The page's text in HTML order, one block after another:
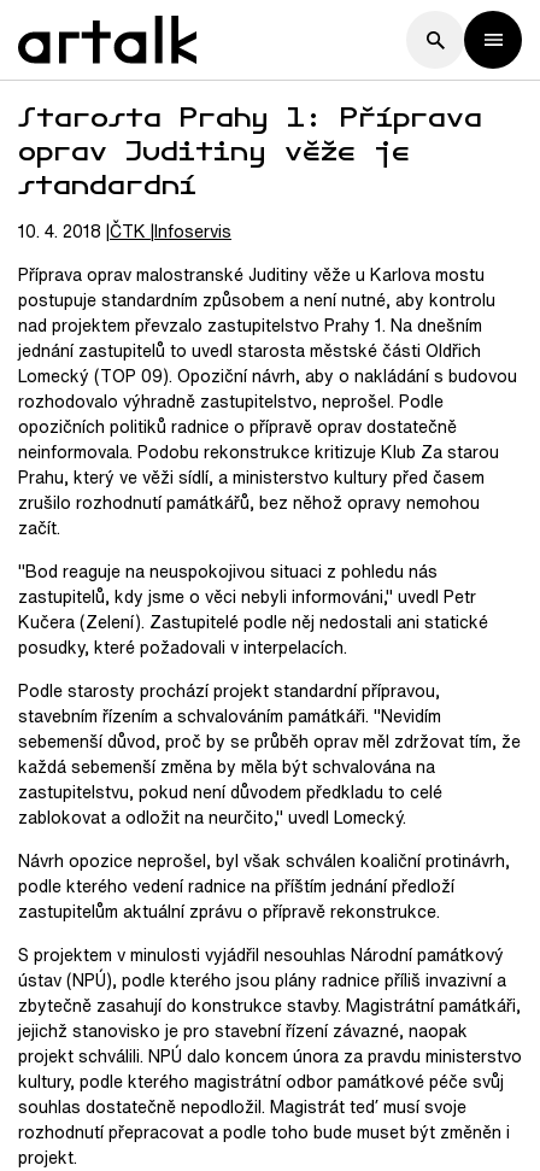
Starosta Prahy 1: Příprava
oprav Juditiny věže je
standardní
10. 4. 2018 ČTK Infoservis
Příprava oprav malostranské Juditiny věže u Karlova mostu
postupuje standardním způsobem a není nutné, aby kontrolu
nad projektem převzalo zastupitelstvo Prahy 1. Na dnešním
jednání zastupitelů to uvedl starosta městské části Oldřich
Lomecký (TOP 09). Opoziční návrh, aby o nakládání s budovou
rozhodovalo výhradně zastupitelstvo, neprošel. Podle
opozičních politiků radnice o přípravě oprav dostatečně
neinformovala. Podobu rekonstrukce kritizuje Klub Za starou
Prahu, který ve věži sídlí, a ministerstvo kultury před časem
zrušilo rozhodnutí památkářů, bez něhož opravy nemohou
začít.
"Bod reaguje na neuspokojivou situaci z pohledu nás
zastupitelů, kdy jsme o věci nebyli informováni," uvedl Petr
Kučera (Zelení). Zastupitelé podle něj nedostali ani statické
posudky, které požadovali v interpelacích.
Podle starosty prochází projekt standardní přípravou,
stavebním řízením a schvalováním památkáři. "Nevidím
sebemenší důvod, proč by se průběh oprav měl zdržovat tím, že
každá sebemenší změna by měla být schvalována na
zastupitelstvu, pokud není důvodem předkladu to celé
zablokovat a odložit na neurčito," uvedl Lomecký.
Návrh opozice neprošel, byl však schválen koaliční protinávrh,
podle kterého vedení radnice na příštím jednání předloží
zastupitelům aktuální zprávu o přípravě rekonstrukce.
S projektem v minulosti vyjádřil nesouhlas Národní památkový
ústav (NPÚ), podle kterého jsou plány radnice příliš invazivní a
zbytečně zasahují do konstrukce stavby. Magistrátní památkáři,
jejichž stanovisko je pro stavební řízení závazné, naopak
projekt schválili. NPÚ dalo koncem února za pravdu ministerstvo
kultury, podle kterého magistrátní odbor památkové péče svůj
souhlas dostatečně nepodložil. Magistrát teď musí svoje
rozhodnutí přepracovat a podle toho bude muset být změněn i
projekt.